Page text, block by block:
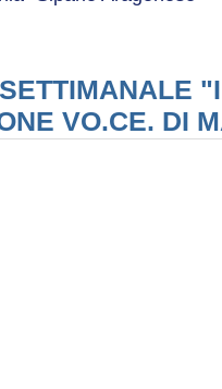
VO.CE. DI